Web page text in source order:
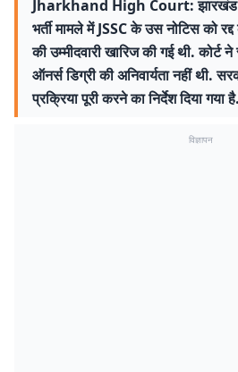
Jharkhand High Court: झारखंड
भर्ती मामले में JSSC के उस नोटिस को
की उम्मीदवारी खारिज की गई थी. कोर्ट ने
ऑनर्स डिग्री की अनिवार्यता नहीं थी.
प्रक्रिया पूरी करने का निर्देश दिया गया है.
विज्ञापन